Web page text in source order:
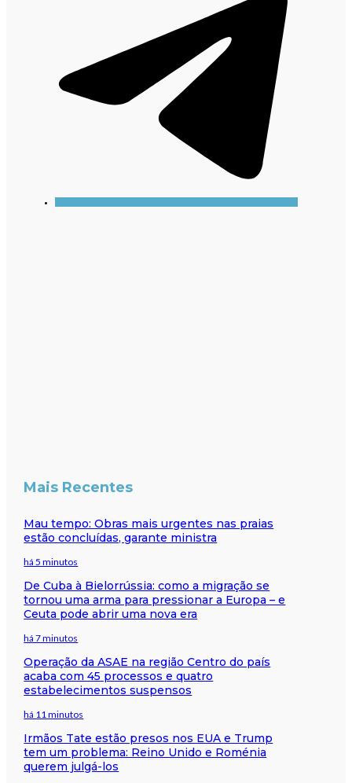
Mais Recentes
Mau tempo: Obras mais urgentes nas praias
estão concluídas, garante ministra
há 5 minutos
De Cuba à Bielorrússia: como a migração se
tornou uma arma para pressionar a Europa – e
Ceuta pode abrir uma nova era
há 7 minutos
Operação da ASAE na região Centro do país
acaba com 45 processos e quatro
estabelecimentos suspensos
há 11 minutos
Irmãos Tate estão presos nos EUA e Trump
tem um problema: Reino Unido e Roménia
querem julgá-los